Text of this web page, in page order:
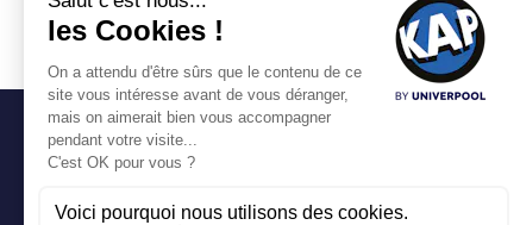
KAP Aix en Provence